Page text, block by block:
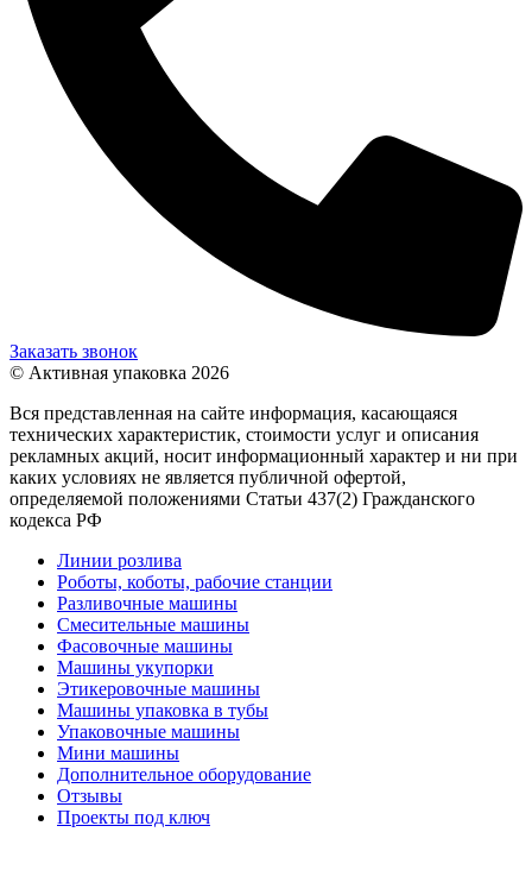
Заказать звонок
© Активная упаковка 2026
Вся представленная на сайте информация, касающаяся
технических характеристик, стоимости услуг и описания
рекламных акций, носит информационный характер и ни при
каких условиях не является публичной офертой,
определяемой положениями Статьи 437(2) Гражданского
кодекса РФ
Линии розлива
Роботы, коботы, рабочие станции
Разливочные машины
Смесительные машины
Фасовочные машины
Машины укупорки
Этикеровочные машины
Машины упаковка в тубы
Упаковочные машины
Мини машины
Дополнительное оборудование
Отзывы
Проекты под ключ